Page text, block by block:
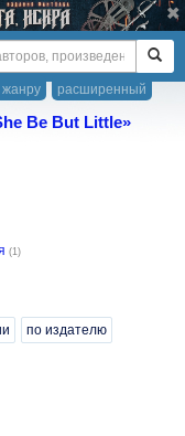
расширенный
жанру
Be But Little»
(1)
по издателю